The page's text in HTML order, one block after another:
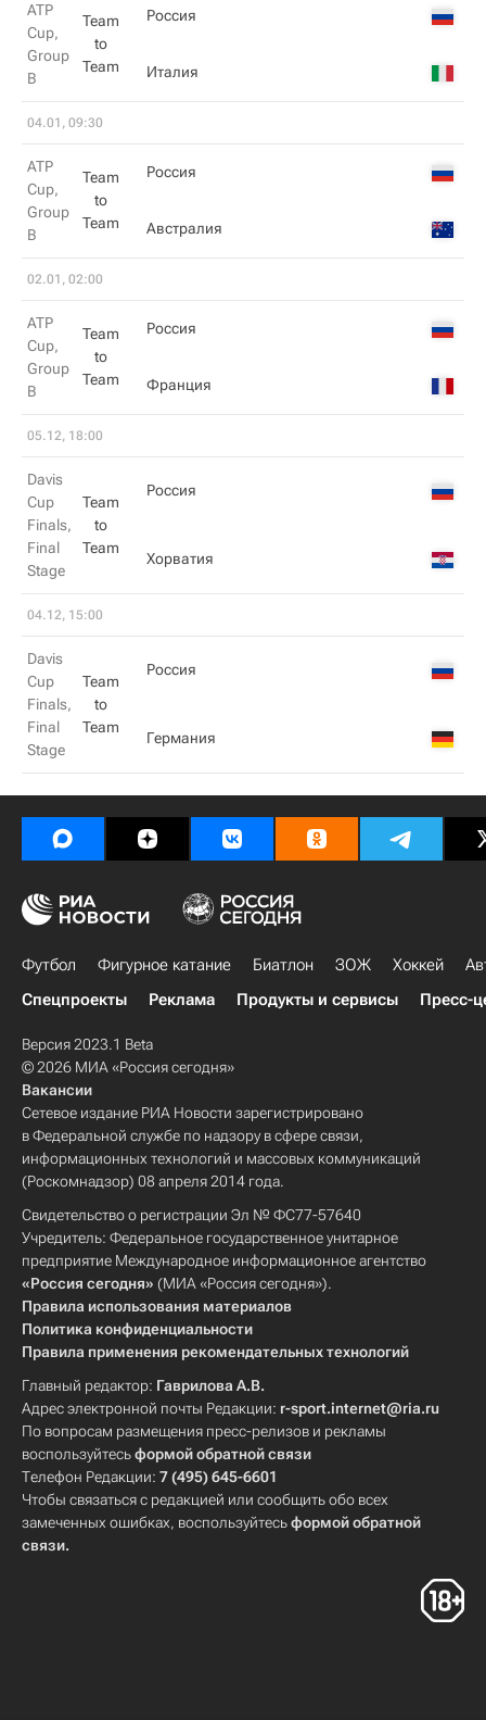
ATP
Cup,
Group
B
Team
to
Team
Россия
Италия
04.01, 09:30
ATP
Cup,
Group
B
Team
to
Team
Россия
Австралия
02.01, 02:00
ATP
Cup,
Group
B
Team
to
Team
Россия
Франция
05.12, 18:00
Davis
Cup
Finals,
Final
Stage
Team
to
Team
Россия
Хорватия
04.12, 15:00
Davis
Cup
Finals,
Final
Stage
Team
to
Team
Россия
Германия
Футбол Фигурное катание Биатлон ЗОЖ Хоккей
Спецпроекты
Реклама Продукты и сервисы Пресс-
Версия 2023.1 Beta
© 2026 МИА «Россия сегодня»
Вакансии
Сетевое издание РИА Новости зарегистрировано
в Федеральной службе по надзору в сфере связи,
информационных технологий и массовых коммуникаций
(Роскомнадзор) 08 апреля 2014 года.
Свидетельство о регистрации Эл № ФС77-57640
Учредитель: Федеральное государственное унитарное
предприятие Международное информационное агентство
«Россия сегодня» (МИА «Россия сегодня»).
Правила использования материалов
Политика конфиденциальности
Правила применения рекомендательных технологий
Главный редактор: Гаврилова А.В.
Адрес электронной почты Редакции: r-sport.internet@ria.ru
По вопросам размещения пресс-релизов и рекламы
воспользуйтесьформой обратной связи
Телефон Редакции: 7 (495) 645-6601
Чтобы связаться с редакцией или сообщить обо всех
замеченных ошибках, воспользуйтесьформой обратной
связи.